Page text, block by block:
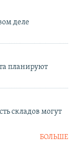
деле
планируют
складов могут
БОЛЬШЕ